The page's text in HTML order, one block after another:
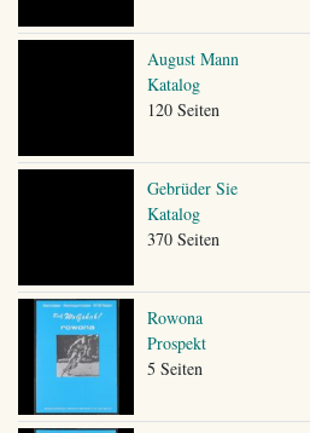
August Mann
Katalog
120 Seiten
Gebrüder Sie
Katalog
370 Seiten
Rowona
Prospekt
5 Seiten